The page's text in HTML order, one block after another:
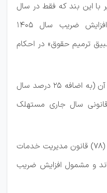
با این بند که فقط در سال
۱۴۰۳ اعمال شده، مشمول افزایش ضریب سال ۱۴۰5
ترمیم حقوق» در احکام
در سال ۱۴۰5 معادل ۲۵ درصد آن (به اضافه ۲۵ درصد سال
سال جاری مستهلک
۹ – تفاوت تطبیق موضوع ماده (۷۸) قانون مدیریت خدمات
و مشمول افزایش ضریب